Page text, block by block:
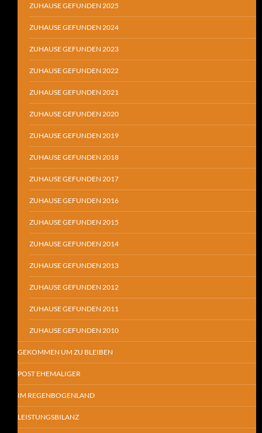
ZUHAUSE GEFUNDEN 2025
ZUHAUSE GEFUNDEN 2024
ZUHAUSE GEFUNDEN 2023
ZUHAUSE GEFUNDEN 2022
ZUHAUSE GEFUNDEN 2021
ZUHAUSE GEFUNDEN 2020
ZUHAUSE GEFUNDEN 2019
ZUHAUSE GEFUNDEN 2018
ZUHAUSE GEFUNDEN 2017
ZUHAUSE GEFUNDEN 2016
ZUHAUSE GEFUNDEN 2015
ZUHAUSE GEFUNDEN 2014
ZUHAUSE GEFUNDEN 2013
ZUHAUSE GEFUNDEN 2012
ZUHAUSE GEFUNDEN 2011
ZUHAUSE GEFUNDEN 2010
GEKOMMEN UM ZU BLEIBEN
POST EHEMALIGER
IM REGENBOGENLAND
LEISTUNGSBILANZ